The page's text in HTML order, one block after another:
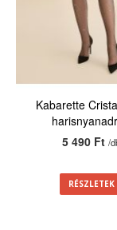
Kabarette
5 490 Ft/
RÉSZLETEK